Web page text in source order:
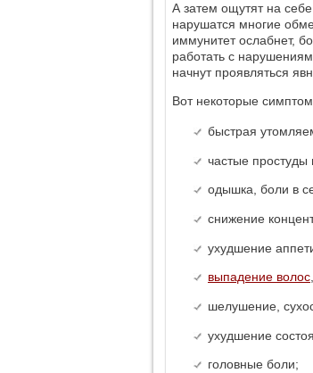
А затем ощутят на
нарушатся многие
иммунитет ослабнет,
работать с
начнут проявляться
Вот некоторые
быстрая
частые
одышка, боли в
снижение
ухудшение
выпадение волос
шелушение,
ухудшение
головные боли;